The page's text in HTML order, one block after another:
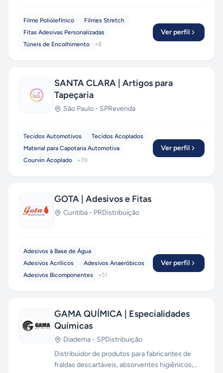
disponibiliza pronta entrega para atender o
varejo e o atacado.
Filme Poliolefínico
Filmes Stretch
Fitas Adesivas Personalizadas
Túneis de Encolhimento
+8
Ver perfil
SANTA CLARA | Artigos para
Tapeçaria
São Paulo - SPRevenda
Tecidos Automotivos
Tecidos Acoplados
Material para Capotaria Automotiva
Courvin Acoplado
+39
Ver perfil
GOTA | Adesivos e Fitas
Curitiba - PRDistribuição
Adesivos à Base de Água
Adesivos Acrílicos
Adesivos Anaeróbicos
Adesivos Bicomponentes
+51
Ver perfil
GAMA QUÍMICA | Especialidades
Químicas
Diadema - SPDistribuição
Distribuidor de produtos para fabricantes de
fraldas descartáveis, absorventes higiênicos,